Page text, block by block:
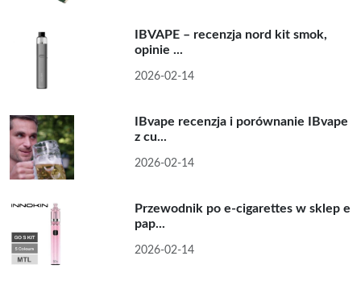
IBVAPE – recenzja nord kit smok,
opinie ...
2026-02-14
IBvape recenzja i porównanie IBvape
z cu...
2026-02-14
Przewodnik po e-cigarettes w sklep e
pap...
2026-02-14